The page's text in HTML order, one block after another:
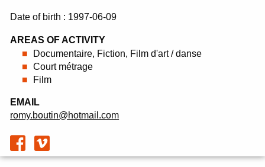
Date of birth : 1997-06-09
AREAS OF ACTIVITY
Documentaire, Fiction, Film d'art / danse
Court métrage
Film
EMAIL
romy.boutin@hotmail.com